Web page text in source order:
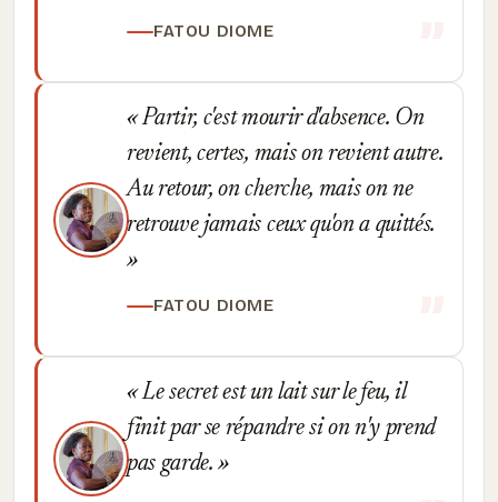
FATOU DIOME
Partir, c'est mourir d'absence. On
revient, certes, mais on revient autre.
Au retour, on cherche, mais on ne
retrouve jamais ceux qu'on a quittés.
FATOU DIOME
Le secret est un lait sur le feu, il
finit par se répandre si on n'y prend
pas garde.